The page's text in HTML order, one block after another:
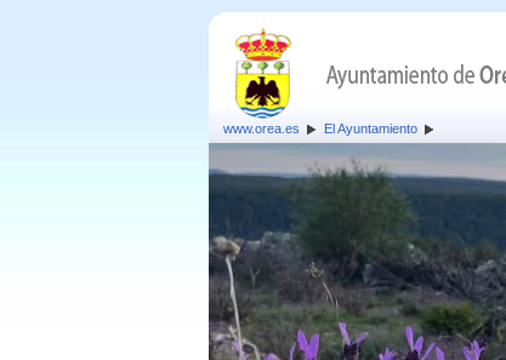
www.orea.es El Ayuntamiento